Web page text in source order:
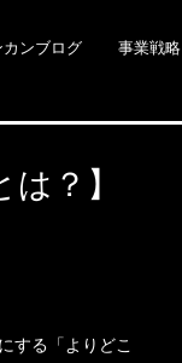
ンブログ 事業戦略
？】
する「よりどこ